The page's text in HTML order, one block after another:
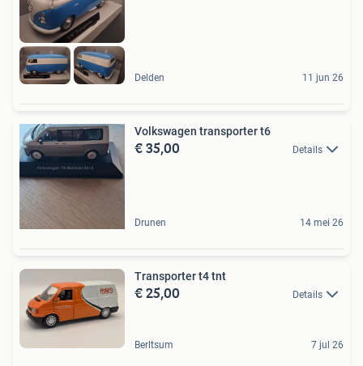
Delden 11 jun 26
Volkswagen transporter t6
€ 35,00 Details
Drunen 14 mei 26
Transporter t4 tnt
€ 25,00 Details
Berltsum 7 jul 26